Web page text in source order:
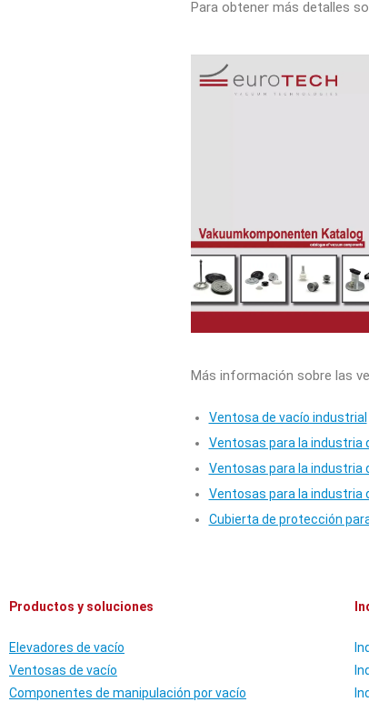
Para obtener más detalles
Más información sobre las
Ventosa de vacío industrial
Ventosas para la industria
Ventosas para la industria
Ventosas para la industria
Cubierta de protección
Productos y soluciones
Elevadores de vacío
Ventosas de vacío
Componentes de manipulación por vacío